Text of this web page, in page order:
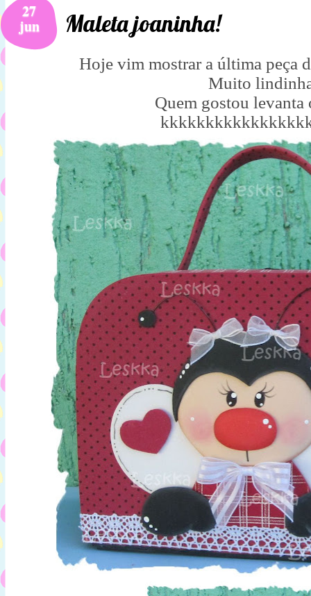
27
jun Maleta joaninha!
Hoje vim mostrar a última peça
Muito
Quem gostou levanta